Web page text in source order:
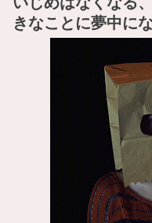
きなことに夢中に